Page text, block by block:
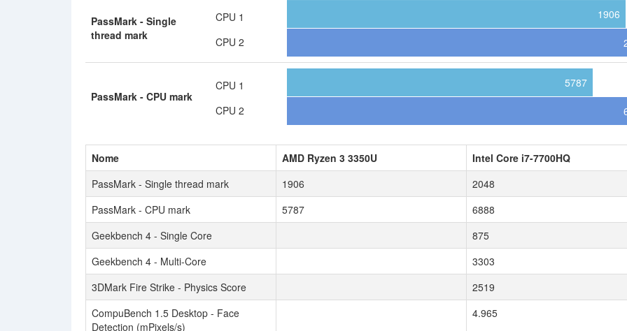
PassMark - Single
thread mark
CPU 1
CPU 2
1906
PassMark - CPU mark
CPU 1
CPU 2
5787
Nome AMD Ryzen 3 3350U
Intel Core i7-7700HQ
PassMark - Single thread mark
1906
2048
PassMark - CPU mark
5787
6888
Geekbench 4 - Single Core
875
Geekbench 4 - Multi-Core
3303
3DMark Fire Strike - Physics Score
2519
CompuBench 1.5 Desktop - Face
Detection (mPixels/s)
4.965